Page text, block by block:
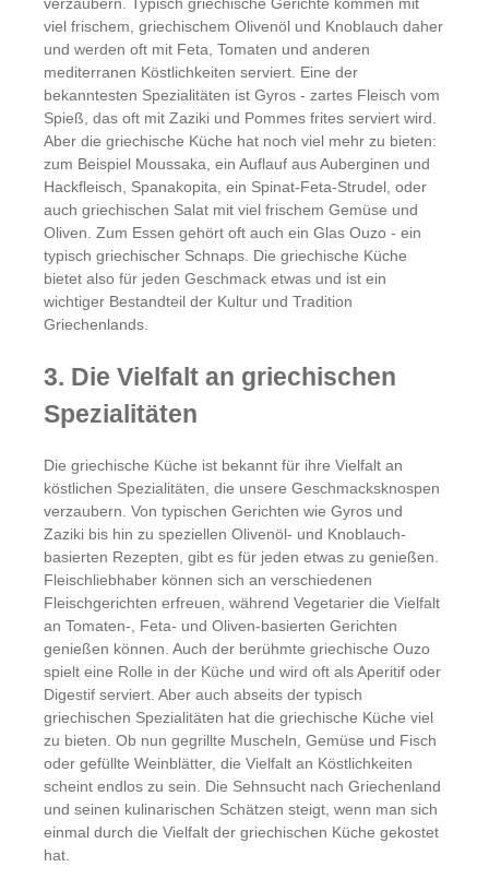
viel frischem, griechischem Olivenöl und Knoblauch daher
und werden oft mit Feta, Tomaten und anderen
mediterranen Köstlichkeiten serviert. Eine der
bekanntesten Spezialitäten ist Gyros - zartes Fleisch vom
Spieß, das oft mit Zaziki und Pommes frites serviert wird.
Aber die griechische Küche hat noch viel mehr zu bieten:
zum Beispiel Moussaka, ein Auflauf aus Auberginen und
Hackfleisch, Spanakopita, ein Spinat-Feta-Strudel, oder
auch griechischen Salat mit viel frischem Gemüse und
Oliven. Zum Essen gehört oft auch ein Glas Ouzo - ein
typisch griechischer Schnaps. Die griechische Küche
bietet also für jeden Geschmack etwas und ist ein
wichtiger Bestandteil der Kultur und Tradition
Griechenlands.
3. Die Vielfalt an griechischen
Spezialitäten
Die griechische Küche ist bekannt für ihre Vielfalt an
köstlichen Spezialitäten, die unsere Geschmacksknospen
verzaubern. Von typischen Gerichten wie Gyros und
Zaziki bis hin zu speziellen Olivenöl- und Knoblauch-
basierten Rezepten, gibt es für jeden etwas zu genießen.
Fleischliebhaber können sich an verschiedenen
Fleischgerichten erfreuen, während Vegetarier die Vielfalt
an Tomaten-, Feta- und Oliven-basierten Gerichten
genießen können. Auch der berühmte griechische Ouzo
spielt eine Rolle in der Küche und wird oft als Aperitif oder
Digestif serviert. Aber auch abseits der typisch
griechischen Spezialitäten hat die griechische Küche viel
zu bieten. Ob nun gegrillte Muscheln, Gemüse und Fisch
oder gefüllte Weinblätter, die Vielfalt an Köstlichkeiten
scheint endlos zu sein. Die Sehnsucht nach Griechenland
und seinen kulinarischen Schätzen steigt, wenn man sich
einmal durch die Vielfalt der griechischen Küche gekostet
hat.